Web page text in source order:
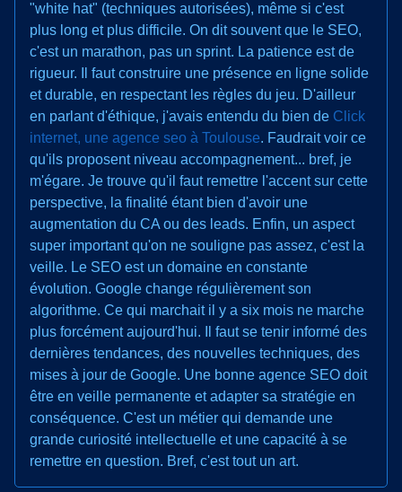
"white hat" (techniques autorisées), même si c'est
plus long et plus difficile. On dit souvent que le SEO,
c'est un marathon, pas un sprint. La patience est de
rigueur. Il faut construire une présence en ligne solide
et durable, en respectant les règles du jeu. D'ailleur
en parlant d'éthique, j'avais entendu du bien de Click
internet, une agence seo à Toulouse. Faudrait voir ce
qu'ils proposent niveau accompagnement... bref, je
m'égare. Je trouve qu'il faut remettre l'accent sur cette
perspective, la finalité étant bien d'avoir une
augmentation du CA ou des leads. Enfin, un aspect
super important qu'on ne souligne pas assez, c'est la
veille. Le SEO est un domaine en constante
évolution. Google change régulièrement son
algorithme. Ce qui marchait il y a six mois ne marche
plus forcément aujourd'hui. Il faut se tenir informé des
dernières tendances, des nouvelles techniques, des
mises à jour de Google. Une bonne agence SEO doit
être en veille permanente et adapter sa stratégie en
conséquence. C'est un métier qui demande une
grande curiosité intellectuelle et une capacité à se
remettre en question. Bref, c'est tout un art.